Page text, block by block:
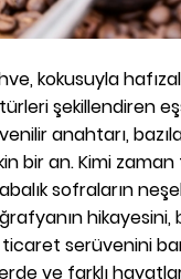
kokusuyla
şekillendiren
anahtarı,
bir an. Kimi
sofraların
hikayesini,
serüvenini
ve farklı